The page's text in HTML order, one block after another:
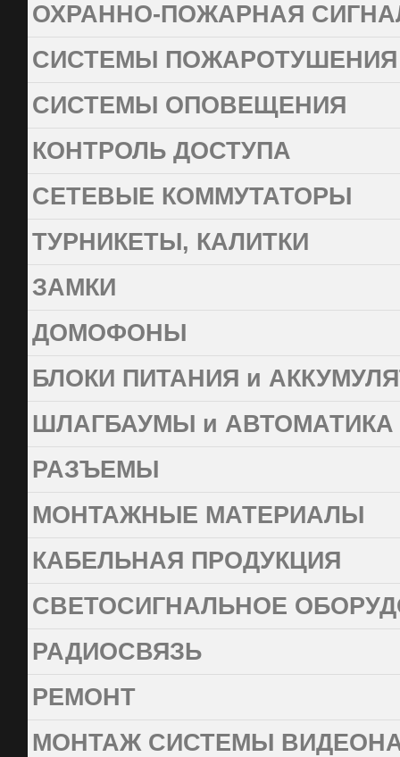
ОХРАННО-ПОЖАРНАЯ
СИСТЕМЫ ПОЖАРОТУШЕНИЯ
СИСТЕМЫ ОПОВЕЩЕНИЯ
КОНТРОЛЬ ДОСТУПА
СЕТЕВЫЕ КОММУТАТОРЫ
ТУРНИКЕТЫ, КАЛИТКИ
ЗАМКИ
ДОМОФОНЫ
БЛОКИ ПИТАНИЯ и
ШЛАГБАУМЫ и АВТОМАТИКА
РАЗЪЕМЫ
МОНТАЖНЫЕ МАТЕРИАЛЫ
КАБЕЛЬНАЯ ПРОДУКЦИЯ
СВЕТОСИГНАЛЬНОЕ
РАДИОСВЯЗЬ
РЕМОНТ
МОНТАЖ СИСТЕМЫ